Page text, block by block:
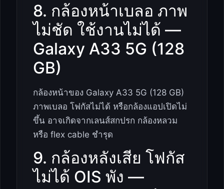
8. กล้องหน้าเบลอ ภาพ
ไม่ชัด ใช้งานไม่ได้ —
Galaxy A33 5G (128
GB)
กล้องหน้าของ Galaxy A33 5G (128 GB)
ภาพเบลอ โฟกัสไม่ได้ หรือกล้องแอปเปิดไม่
ขึ้น อาจเกิดจากเลนส์สกปรก กล้องหลวม
หรือ flex cable ชำรุด
9. กล้องหลังเสีย โฟกัส
ไม่ได้ OIS พัง —